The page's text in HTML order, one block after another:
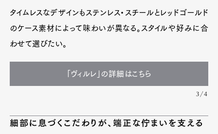
タイムレスなデザインもステンレス・スチールとレッドゴールド
のケース素材によって味わいが異なる。スタイルや好みに合
わせて選びたい。
「ヴィルレ」の詳細はこちら
3/4
細部に息づくこだわりが、端正な佇まいを支える